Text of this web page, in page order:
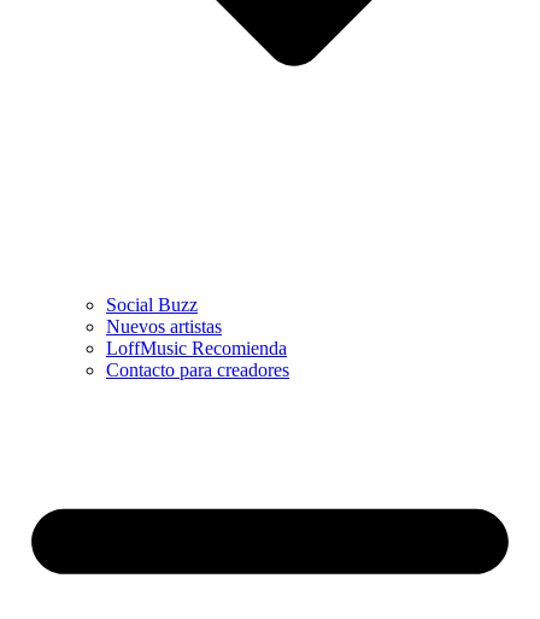
Social Buzz
Nuevos artistas
LoffMusic Recomienda
Contacto para creadores